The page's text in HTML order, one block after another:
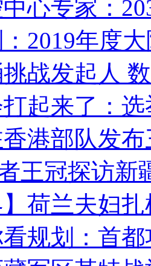
心专家：
2019年度
战发起人
起来了：
港部队发
王冠探访新
】荷兰夫妇
规划：首